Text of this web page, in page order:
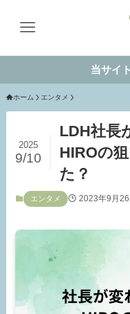
当サイトは、海外在
ホーム エンタメ
LDH社長
HIROの
た？
2025
9/10
エンタメ 2023年9月26